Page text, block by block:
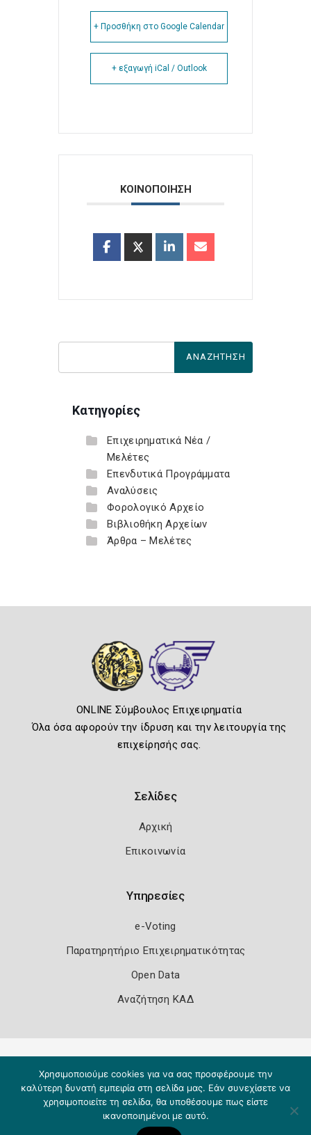
+ Προσθήκη στο Google Calendar
+ εξαγωγή iCal / Outlook
ΚΟΙΝΟΠΟΙΗΣΗ
Κατηγορίες
Επιχειρηματικά Νέα /
Μελέτες
Επενδυτικά Προγράμματα
Αναλύσεις
Φορολογικό Αρχείο
Βιβλιοθήκη Αρχείων
Άρθρα – Μελέτες
ONLINE Σύμβουλος Επιχειρηματία
Όλα όσα αφορούν την ίδρυση και την λειτουργία της
επιχείρησής σας.
Σελίδες
Αρχική
Επικοινωνία
Υπηρεσίες
e-Voting
Παρατηρητήριο Επιχειρηματικότητας
Open Data
Αναζήτηση ΚΑΔ
Χρησιμοποιούμε cookies για να σας προσφέρουμε την
καλύτερη δυνατή εμπειρία στη σελίδα μας. Εάν συνεχίσετε να
χρησιμοποιείτε τη σελίδα, θα υποθέσουμε πως είστε
ικανοποιημένοι με αυτό.
Copyright 2026 Knowledge A.E.